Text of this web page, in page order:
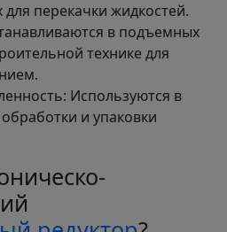
для перекачки жидкостей.
в подъемных
технике для
Используются в
и упаковки